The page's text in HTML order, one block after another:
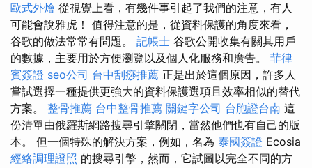
歐式外燴 從視覺上看，有幾件事引起了我們的注意，有人
可能會說雅虎！ 值得注意的是，從資料保護的角度來看，
谷歌的做法常常有問題。 記帳士 谷歌公開收集有關其用戶
的數據，主要用於方便瀏覽以及個人化服務和廣告。 菲律
賓簽證 seo公司 台中刮痧推薦 正是出於這個原因，許多人
嘗試選擇一種提供更強大的資料保護選項且效率相似的替代
方案。 整骨推薦 台中整骨推薦 關鍵字公司 台胞證台南 這
份清單由俄羅斯網路搜尋引擎關閉，當然他們也有自己的版
本。 但一個特殊的解決方案，例如，名為 泰國簽證 Ecosia
經絡調理證照 的搜尋引擎，然而，它試圖以完全不同的方